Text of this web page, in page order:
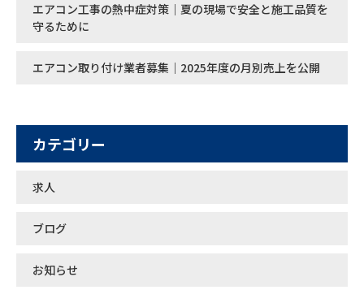
エアコン工事の熱中症対策｜夏の現場で安全と施工品質を
守るために
エアコン取り付け業者募集｜2025年度の月別売上を公開
カテゴリー
求人
ブログ
お知らせ